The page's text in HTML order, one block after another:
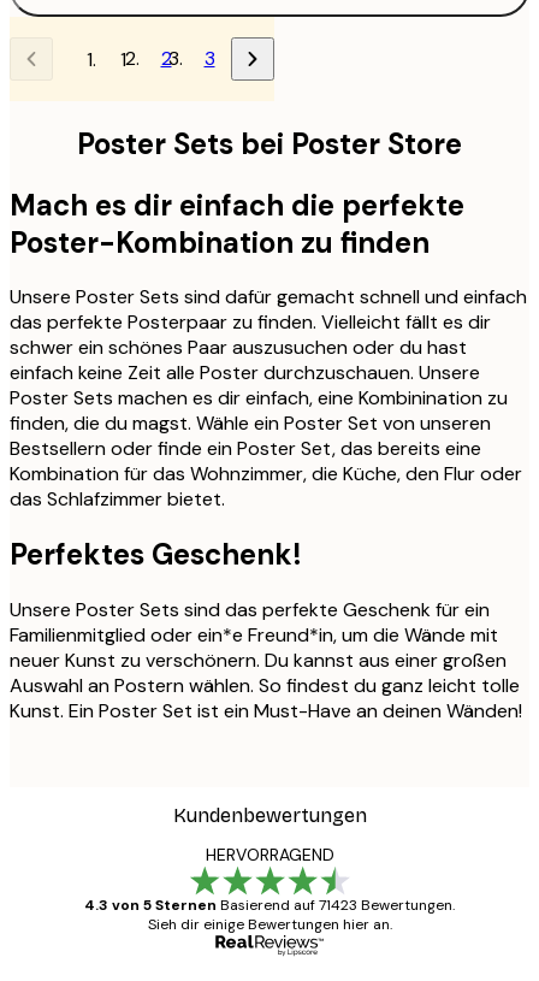
1 2 3
Poster Sets bei Poster Store
Mach es dir einfach die perfekte
Poster-Kombination zu finden
Unsere Poster Sets sind dafür gemacht schnell und einfach
das perfekte Posterpaar zu finden. Vielleicht fällt es dir
schwer ein schönes Paar auszusuchen oder du hast
einfach keine Zeit alle Poster durchzuschauen. Unsere
Poster Sets machen es dir einfach, eine Kombinination zu
finden, die du magst. Wähle ein Poster Set von unseren
Bestsellern oder finde ein Poster Set, das bereits eine
Kombination für das Wohnzimmer, die Küche, den Flur oder
das Schlafzimmer bietet.
Perfektes Geschenk!
Unsere Poster Sets sind das perfekte Geschenk für ein
Familienmitglied oder ein*e Freund*in, um die Wände mit
neuer Kunst zu verschönern. Du kannst aus einer großen
Auswahl an Postern wählen. So findest du ganz leicht tolle
Kunst. Ein Poster Set ist ein Must-Have an deinen Wänden!
Kundenbewertungen
HERVORRAGEND
4.3 von 5 Sternen Basierend auf 71423 Bewertungen.
Sieh dir einige Bewertungen hier an.